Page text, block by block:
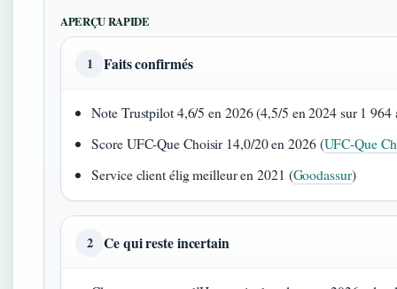
APERÇU RAPIDE
1 Faits confirmés
Note Trustpilot 4,6/5 en 2026 (4,5/5 en 2024 sur 1 964
Score UFC-Que Choisir 14,0/20 en 2026 (UFC-Que
Service client élig meilleur en 2021 (Goodassur)
2 Ce qui reste incertain